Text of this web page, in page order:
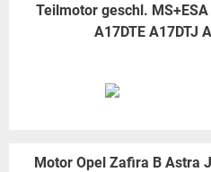
Teilmotor geschl. MS+ESA
A17DTE A17DTJ
Motor Opel Zafira B Astra